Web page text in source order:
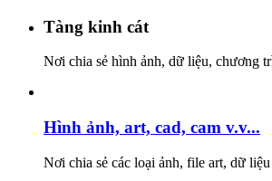
Tàng kinh cát
Nơi chia sẻ hình ảnh, dữ liệu, chương
Hình ảnh, art, cad, cam v.v...
Nơi chia sẻ các loại ảnh, file art, dữ liệu